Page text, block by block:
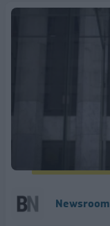
Newsroom